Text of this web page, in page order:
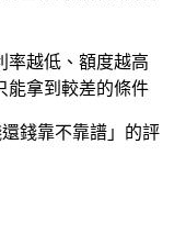
越低、額度越高
拿到較差的條件
錢靠不靠譜」的評